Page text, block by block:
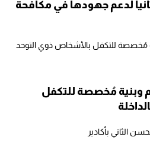
لدعم جهودها في مكافحة
وبنية مُخصصة للتكفل